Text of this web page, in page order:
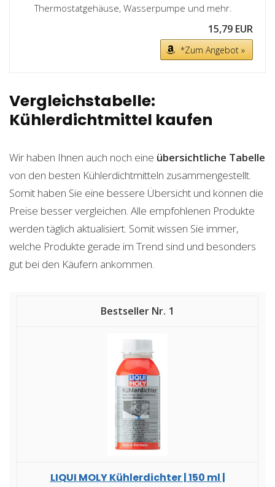
Thermostatgehäuse, Wasserpumpe und mehr.
15,79 EUR
*Zum Angebot »
Vergleichstabelle:
Kühlerdichtmittel kaufen
Wir haben Ihnen auch noch eine übersichtliche Tabelle
von den besten Kühlerdichtmitteln zusammengestellt.
Somit haben Sie eine bessere Übersicht und können die
Preise besser vergleichen. Alle empfohlenen Produkte
werden täglich aktualisiert. Somit wissen Sie immer,
welche Produkte gerade im Trend sind und besonders
gut bei den Käufern ankommen.
1
LIQUI MOLY Kühlerdichter | 150 ml |